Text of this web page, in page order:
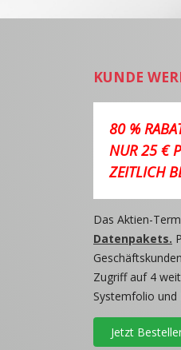
KUNDE
80 %
NUR 25 €
ZEITLICH
Das Aktien-
Datenpakets.
Zugriff auf 4
Systemfolio und
Jetzt